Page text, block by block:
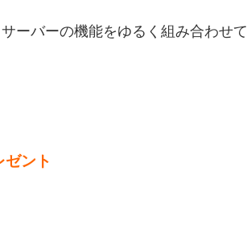
ーバーの機能をゆるく組み合わせて
ゼント